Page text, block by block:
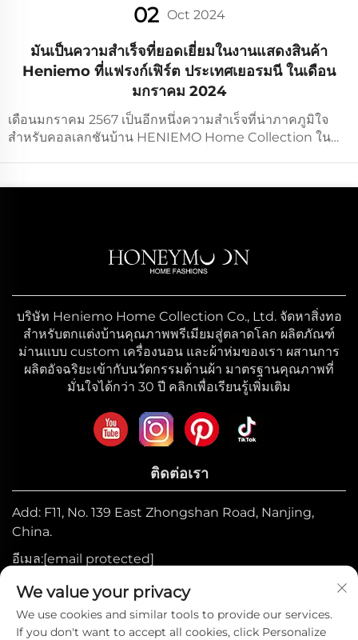
02 Oct 2024
มันเป็นความสำเร็จที่ยอดเยี่ยมในงานแสดงสินค้า
Heniemo ที่แฟรงก์เฟิร์ต ประเทศเยอรมนี ในเดือน
มกราคม 2024
เดือนมกราคม 2567 เป็นอีกหนึ่งความสำเร็จที่น่าภาคภูมิใจ
สำหรับคอลเลกชันบ้าน HENIEMO Home Collection ใน
ล่าสุดของเราสามารถดึงดูดกลุ่มผู้ซื้อทั่วโลกด้วยฝีมือการผลิต
บริษัท Heniemo Home Collection Co., Ltd. จัดหาสิ่งทอ
สำหรับตกแต่งบ้านคุณภาพพรีเมียมสู่ตลาดโลก ผลิตภัณฑ์
ม่านแบบ custom เครื่องนอน และผ้าห่มของเรา ผสานการ
ผลิตอัจฉริยะเข้ากับนวัตกรรมด้านผ้า มาตรฐานคุณภาพที่
มั่นใจได้กว่า 30 ปี คลิกเพื่อเรียนรู้เพิ่มเติม
ติดต่อเรา
Add: F11, No. 139 East Zhongshan Road, Nanjing,
China.
อีเมล:[email protected]
มือถือ: +86-17327710449
โทร: +86-025-84573776
We value your privacy
We use cookies and similar tools to provide our services.
If you don't want to accept all cookies, click Personalize